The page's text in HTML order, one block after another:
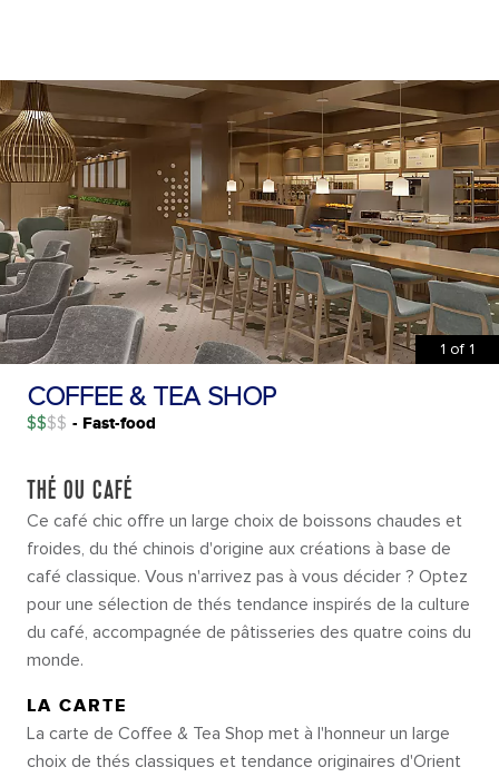
1 of 1
COFFEE & TEA SHOP
$$ - Fast-food
THÉ OU CAFÉ
Ce café chic offre un large choix de boissons chaudes et
froides, du thé chinois d'origine aux créations à base de
café classique. Vous n'arrivez pas à vous décider ? Optez
pour une sélection de thés tendance inspirés de la culture
du café, accompagnée de pâtisseries des quatre coins du
monde.
LA CARTE
La carte de Coffee & Tea Shop met à l'honneur un large
choix de thés classiques et tendance originaires d'Orient